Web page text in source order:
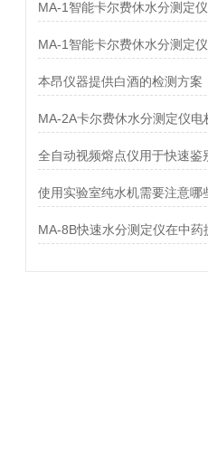
本昂仪器提供白酒的检测方案
使用实验室纯水机需要注意哪